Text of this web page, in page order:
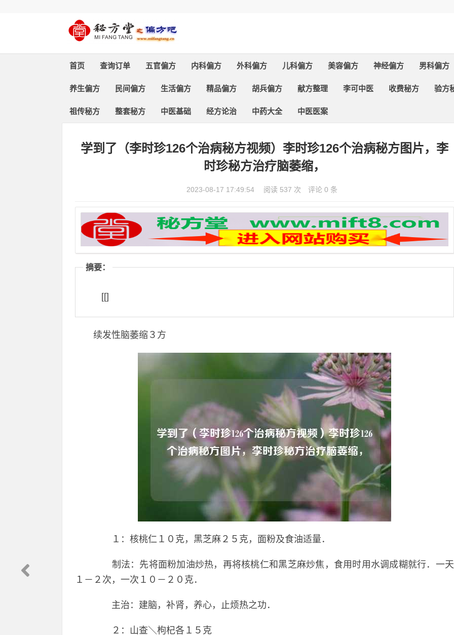
首页 查询订单 五官偏方 内科偏方 外科偏方 儿科偏方 美容偏方 神经偏方 男科偏方
养生偏方 民间偏方 生活偏方 精品偏方 胡兵偏方 献方整理 李可中医 收费秘方 验方
祖传秘方 整套秘方 中医基础 经方论治 中药大全 中医医案
学到了（李时珍126个治病秘方视频）李时珍126个治病秘方图片，李
时珍秘方治疗脑萎缩，
2023-08-17 17:49:54 阅读 537 次 评论 0 条
摘要：
[[]
续发性脑萎缩３方
１：核桃仁１０克，黑芝麻２５克，面粉及食油适量．
制法：先将面粉加油炒热，再将核桃仁和黑芝麻炒焦，食用时用水调成糊就行．一天
１－２次，一次１０－２０克．
主治：建脑，补肾，养心，止烦热之功．
２：山查＼枸杞各１５克